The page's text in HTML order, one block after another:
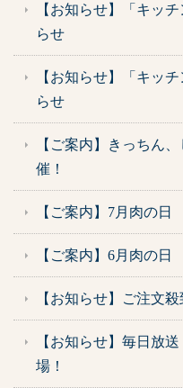
【お知らせ】「キッ
らせ
【お知らせ】「キッ
らせ
【ご案内】きっちん
催！
【ご案内】7月肉の日
【ご案内】6月肉の日
【お知らせ】ご注文
【お知らせ】毎日放
場！